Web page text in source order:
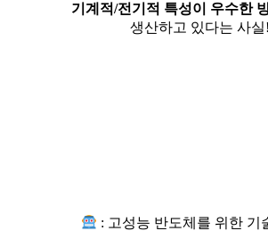
기계적/전기적 특성이 우수한
생산하고 있다는 사실!
: 고성능 반도체를 위한 기